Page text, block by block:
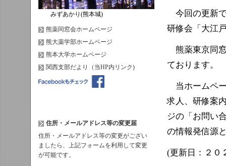
みずあかり(熊本城)
熊薬同窓会ホームページ
熊大薬学部ホームページ
熊本大学ホームページ
関西支部だより（当HP内リンク)
住所・メールアドレス等の変更届
住所・メールアドレス等の変更がござい
ましたら、上記フォームを利用して変更
が可能です。
今回の更新
研修会「大江
熊薬東京同
ております。
当ホームペ
求人、研修案
ジの「お問い
の情報発信源
(更新日：２０